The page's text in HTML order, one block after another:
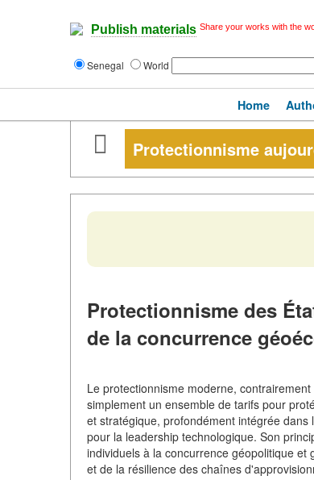
Publish materials Share your works with the
Senegal World
Home
Protectionnisme
Protectionnisme des
de la concurrence
Le protectionnisme moderne,
simplement un ensemble de tarifs pour
et stratégique, profondément intégrée
pour la leadership technologique. Son
individuels à la concurrence géopolitique
et de la résilience des chaînes